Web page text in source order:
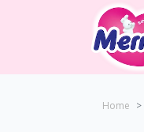
Home